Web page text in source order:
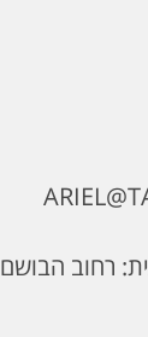
11, גילה ירושלים